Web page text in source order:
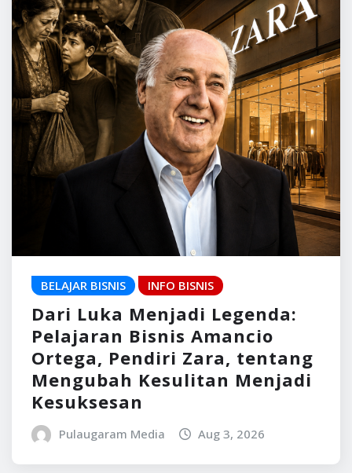
BELAJAR BISNIS INFO BISNIS
Dari Luka Menjadi Legenda:
Pelajaran Bisnis Amancio
Ortega, Pendiri Zara, tentang
Mengubah Kesulitan Menjadi
Kesuksesan
Pulaugaram Media Aug 3, 2026